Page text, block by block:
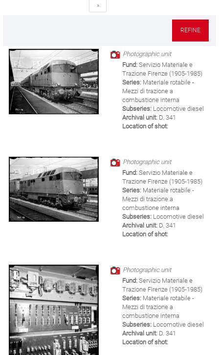
»
REFINE
Photographic unit
Fund: Servizio Materiale e
Trazione Firenze (1905-1985)
Series: Materiale rotabile -
Mezzi di trazione a
combustione interna
Subseries: Locomotive diesel
Archival unit: D. 341
Location of shot:
Photographic unit
Fund: Servizio Materiale e
Trazione Firenze (1905-1985)
Series: Materiale rotabile -
Mezzi di trazione a
combustione interna
Subseries: Locomotive diesel
Archival unit: D. 341
Location of shot:
Photographic unit
Fund: Servizio Materiale e
Trazione Firenze (1905-1985)
Series: Materiale rotabile -
Mezzi di trazione a
combustione interna
Subseries: Locomotive diesel
Archival unit: D. 341
Location of shot: